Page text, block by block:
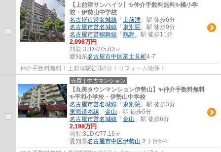
【上前津サンハイツ】✨️仲介手数料無料✨️橘小学
校・伊勢山中学校
名古屋市営名城線 「 上前津 」駅 徒歩6分
名古屋市営名城線 「 東別院 」駅 徒歩9分
名古屋市営鶴舞線 「 鶴舞 」駅 徒歩11分
2,098万円
間取:3LDK/75.83㎡
愛知県名古屋市中区富士見町4-7
仲介手数料無料！上前津駅徒歩6分！リフォーム物件！
売買｜中古マンション
【丸美タウンマンション伊勢山】✨️仲介手数料無料
✨️平和小学校・伊勢山中学校
名古屋市営名城線 「 東別院 」駅 徒歩3分
東海道本線 「 金山 」駅 徒歩6分
名古屋市営名城線 「 金山 」駅 徒歩6分
2,199万円
間取:3LDK/77.16㎡
愛知県名古屋市中区伊勢山 ２丁目6-4